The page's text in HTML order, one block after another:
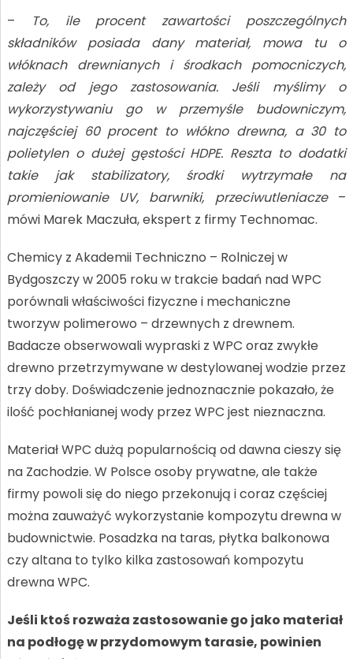
–
To, ile procent zawartości poszczególnych
składników posiada dany materiał, mowa tu o
włóknach drewnianych i środkach pomocniczych,
zależy od jego zastosowania. Jeśli myślimy o
wykorzystywaniu go w przemyśle budowniczym,
najczęściej 60 procent to włókno drewna, a 30 to
polietylen o dużej gęstości HDPE. Reszta to dodatki
takie jak stabilizatory, środki wytrzymałe na
promieniowanie UV, barwniki, przeciwutleniacze–
mówi Marek Maczuła, ekspert z firmy Technomac.
Chemicy z Akademii Techniczno – Rolniczej w
Bydgoszczy w 2005 roku w trakcie badań nad WPC
porównali właściwości fizyczne i mechaniczne
tworzyw polimerowo – drzewnych z drewnem.
Badacze obserwowali wypraski z WPC oraz zwykłe
drewno przetrzymywane w destylowanej wodzie przez
trzy doby. Doświadczenie jednoznacznie pokazało, że
ilość pochłanianej wody przez WPC jest nieznaczna.
Materiał WPC dużą popularnością od dawna cieszy się
na Zachodzie. W Polsce osoby prywatne, ale także
firmy powoli się do niego przekonują i coraz częściej
można zauważyć wykorzystanie kompozytu drewna w
budownictwie. Posadzka na taras, płytka balkonowa
czy altana to tylko kilka zastosowań kompozytu
drewna WPC.
Jeśli ktoś rozważa zastosowanie go jako materiał
na podłogę w przydomowym tarasie, powinien